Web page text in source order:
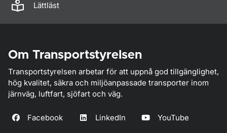
Lättläst
Om Transportstyrelsen
Transportstyrelsen arbetar för att uppnå god tillgänglighet,
hög kvalitet, säkra och miljöanpassade transporter inom
järnväg, luftfart, sjöfart och väg.
Facebook LinkedIn YouTube